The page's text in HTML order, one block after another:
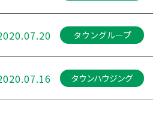
タウングループ
タウンハウジング